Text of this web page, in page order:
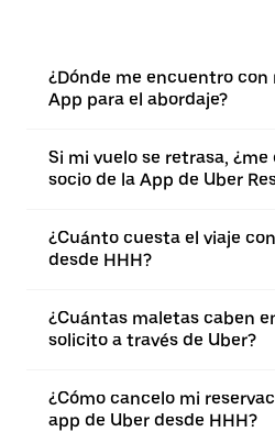
¿Dónde me encuentro con
App para el abordaje?
Si mi vuelo se retrasa, ¿me
socio de la App de Uber
¿Cuánto cuesta el viaje
desde HHH?
¿Cuántas maletas caben
solicito a través de Uber?
¿Cómo cancelo mi
app de Uber desde HHH?